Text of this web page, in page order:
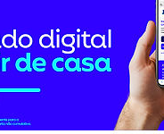
4 min de leitura